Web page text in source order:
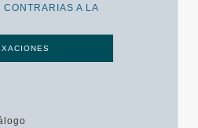
CONTRARIAS A LA